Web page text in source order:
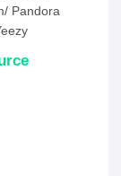
Pandora